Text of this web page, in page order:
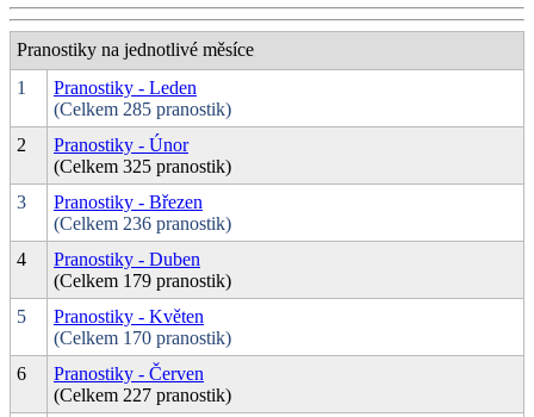
Pranostiky na jednotlivé měsíce
1
Pranostiky - Leden
(Celkem 285 pranostik)
2
Pranostiky - Únor
(Celkem 325 pranostik)
3
Pranostiky - Březen
(Celkem 236 pranostik)
4
Pranostiky - Duben
(Celkem 179 pranostik)
5
Pranostiky - Květen
(Celkem 170 pranostik)
6
Pranostiky - Červen
(Celkem 227 pranostik)